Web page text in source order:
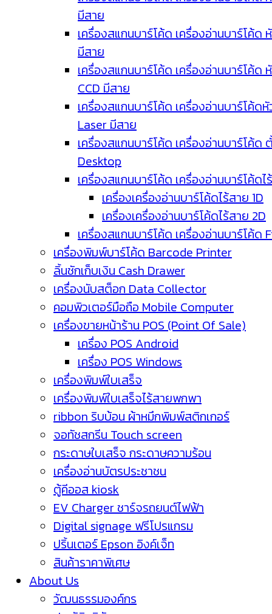
มีสาย
เครื่องสแกนบาร์โค้ด เครื่องอ่านบาร์โค้ด
มีสาย
เครื่องสแกนบาร์โค้ด เครื่องอ่านบาร์โค้ด
CCD มีสาย
เครื่องสแกนบาร์โค้ด เครื่องอ่านบาร์โค้ด
Laser มีสาย
เครื่องสแกนบาร์โค้ด เครื่องอ่านบาร์โค้ด
Desktop
เครื่องสแกนบาร์โค้ด เครื่องอ่านบาร์โค้ดไ
เครื่องเครื่องอ่านบาร์โค้ดไร้สาย 1D
เครื่องเครื่องอ่านบาร์โค้ดไร้สาย 2D
เครื่องสแกนบาร์โค้ด เครื่องอ่านบาร์โค้ด
เครื่องพิมพ์บาร์โค้ด Barcode Printer
ลิ้นชักเก็บเงิน Cash Drawer
เครื่องนับสต็อก Data Collector
คอมพิวเตอร์มือถือ Mobile Computer
เครื่องขายหน้าร้าน POS (Point Of Sale)
เครื่อง POS Android
เครื่อง POS Windows
เครื่องพิมพ์ใบเสร็จ
เครื่องพิมพ์ใบเสร็จไร้สายพกพา
ribbon ริบบ้อน ผ้าหมึกพิมพ์สติกเกอร์
จอทัชสกรีน Touch screen
กระดาษใบเสร็จ กระดาษความร้อน
เครื่องอ่านบัตรประชาชน
ตู้คีออส kiosk
EV Charger ชาร์จรถยนต์ไฟฟ้า
Digital signage ฟรีโปรแกรม
ปริ้นเตอร์ Epson อิงค์เจ็ท
สินค้าราคาพิเศษ
About Us
วัฒนธรรมองค์กร